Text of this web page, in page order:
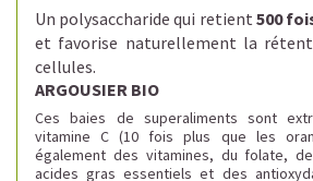
Un polysaccharide qui retient 500
et favorise naturellement la
cellules.
ARGOUSIER BIO
Ces baies de superaliments sont
vitamine C (10 fois plus que les
également des vitamines, du folate,
acides gras essentiels et des